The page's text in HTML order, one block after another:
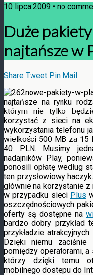
10 lipca 2009 • no
Duże
najtańsze w
Share Tweet Pin Mail
najtańsze na rynku
którym nie tylko
korzystać z sieci na
wykorzystania telefonu
wielkości 500 MB za 15
40 PLN. Musimy
nadajników Play,
ponosili opłatę według
ten przysłowiowy
głównie na korzystanie
w przypadku sieci Plus
oszczędnościowych
oferty są dostępne na
bardzo dobry przykład
przykładzie atrakcyjnych
Dzięki niemu zaciśnie
pomiędzy operatorami,
którzy dzięki temu
mobilnego dostepu do